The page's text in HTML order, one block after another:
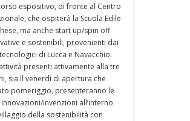
espositivo, di fronte al Centro
che ospiterà la Scuola Edile
ma anche start up/spin off
e sostenibili, provenienti dai
di Lucca e Navacchio.
presenti attivamente alla tre
sia il venerdì di apertura che
pomeriggio, presenteranno le
invenzioni all’interno
della sostenibilità con